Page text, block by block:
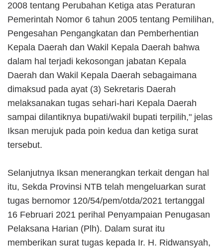
2008 tentang Perubahan Ketiga atas Peraturan
Pemerintah Nomor 6 tahun 2005 tentang Pemilihan,
Pengesahan Pengangkatan dan Pemberhentian
Kepala Daerah dan Wakil Kepala Daerah bahwa
dalam hal terjadi kekosongan jabatan Kepala
Daerah dan Wakil Kepala Daerah sebagaimana
dimaksud pada ayat (3) Sekretaris Daerah
melaksanakan tugas sehari-hari Kepala Daerah
sampai dilantiknya bupati/wakil bupati terpilih," jelas
Iksan merujuk pada poin kedua dan ketiga surat
tersebut.
Selanjutnya Iksan menerangkan terkait dengan hal
itu, Sekda Provinsi NTB telah mengeluarkan surat
tugas bernomor 120/54/pem/otda/2021 tertanggal
16 Februari 2021 perihal Penyampaian Penugasan
Pelaksana Harian (Plh). Dalam surat itu
memberikan surat tugas kepada Ir. H. Ridwansyah,